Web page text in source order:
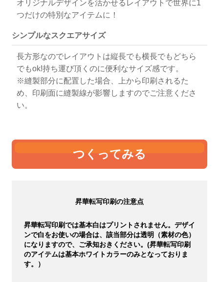
オリジナルデザインを活かせるレイアウトで世界に1
つだけの特別なアイテムに！
シンプルなスクエアサイズ
長方形なのでレイアウトは縦長でも横長でもどちら
でもok!持ち運び頂くのに便利なサイズ感です。
※縫製部分に配置した場合、上から印刷されるた
め、印刷面に縫製線が影響しますのでご注意くださ
い。
つくってみる
昇華転写印刷の注意点
昇華転写印刷では基本白はプリントされません。デザイ
ンで白をお使いの場合は、該当部分は透明（素材の色）
になりますので、ご承知おきください。(昇華転写印刷
のアイテムは基本ホワイトカラーのみとなっておりま
す。）